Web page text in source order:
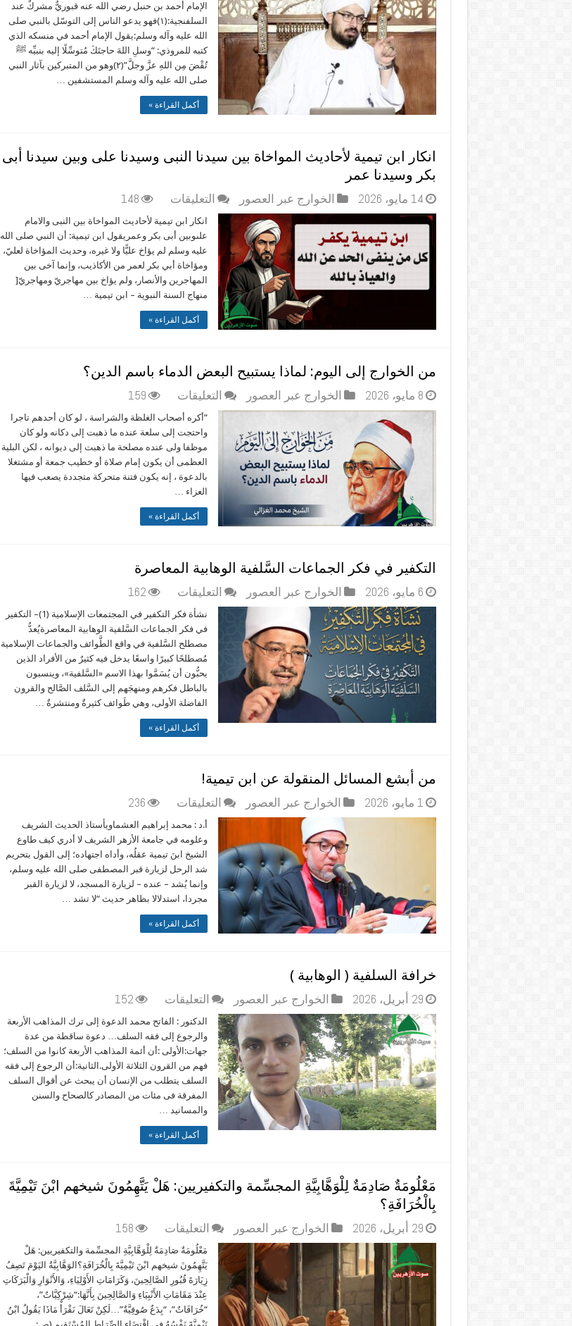
أحمد
بن
حنبل
رضي
الله
قبوريٌّ
السلفنجية
مغلقة
الإمام أحمد بن حنبل رضي الله عنه قبوريٌّ مشركٌ عند
السلفنجية:(١)فهو يدعو الناس إلى التوسّل بالنبي صلى
الله عليه وآله وسلم:يقول الإمام أحمد في منسكه الذي
كتبه للمروذي: “وسلِ اللهَ حاجتَكَ مُتوسِّلًا إليه بنبيِّه ﷺ
تُقْضَ مِن اللهِ عزَّ وجلَّ”(٢)وهو من المتبركين بآثار النبي
صلى الله عليه وآله وسلم المستشفين …
أكمل القراءة »
انكار ابن تيمية لأحاديث المواخاة بين سيدنا النبى وسيدنا على وبين سيدنا أبى
بكر وسيدنا عمر
14 مايو، 2026 الخوارج عبر العصور التعليقات على
انكار
ابن
تيمية
لأحاديث
المواخاة
بين
النبى
وبين
أبى
بكر
وسيدنا
عمر
مغلقة
148
انكار ابن تيمية لأحاديث المواخاة بين النبى والامام
علىوبين أبى بكر وعمريقول ابن تيمية: أن النبي صلى الله
عليه وسلم لم يؤاخ عليًّا ولا غيره، وحديث المؤاخاة لعليّ،
ومؤاخاة أبي بكر لعمر من الأكاذيب، وإنما آخى بين
المهاجرين والأنصار، ولم يؤاخ بين مهاجريّ ومهاجريّ[
منهاج السنة النبوية – ابن تيمية …
أكمل القراءة »
من الخوارج إلى اليوم: لماذا يستبيح البعض الدماء باسم الدين؟
8 مايو، 2026 الخوارج عبر العصور التعليقات على
من
الخوارج
إلى
اليوم:
لماذا
يستبيح
الدماء
مغلقة
159
“أكره أصحاب الغلظة والشراسة ، لو كان أحدهم تاجرا
واحتجت إلى سلعة عنده ما ذهبت إلى دكانه ولو كان
موظفا ولى عنده مصلحة ما ذهبت إلى ديوانه ، لكن البلية
العظمى أن يكون إمام صلاة أو خطيب جمعة أو مشتغلا
بالدعوة ، إنه يكون فتنة متحركة متجددة يصعب فيها
العزاء …
أكمل القراءة »
التكفير في فكر الجماعات السَّلفية الوهابية المعاصرة
6 مايو، 2026 الخوارج عبر العصور التعليقات على
التكفير
في
فكر
الجماعات
السَّلفية
الوهابية
المعاصرة
مغلقة
162
نشأة فكر التكفير في المجتمعات الإسلامية (1)– التكفير
في فكر الجماعات السَّلفية الوهابية المعاصرةيُعدُّ
مصطلح السَّلفية في واقع الطَّوائف والجماعات الإسلامية
مُصطلحًا كبيرًا واسعًا يدخل فيه كثيرٌ من الأفراد الذين
يحبُّون أن يُسَمَّوا بهذا الاسم «السَّلفية»، وينسبون
بالباطل فكرهم ومنهجَهم إلى السَّلف الصَّالح والقرون
الفاضلة الأولى، وهي طَوائف كثيرةٌ ومنتشرةٌ …
أكمل القراءة »
من أبشع المسائل المنقولة عن ابن تيمية!
1 مايو، 2026 الخوارج عبر العصور التعليقات على
من
أبشع
المسائل
المنقولة
عن
ابن
مغلقة
236
أ.د : محمد إبراهيم العشماويأستاذ الحديث الشريف
وعلومه في جامعة الأزهر الشريف لا أدري كيف طاوع
الشيخ ابنَ تيمية عقلُه، وأداه اجتهاده؛ إلى القول بتحريم
شد الرحل لزيارة قبر المصطفى صلى الله عليه وسلم،
وإنما يُشد – عنده – لزيارة المسجد، لا لزيارة القبر
مجردا، استدلالا بظاهر حديث “لا تشد …
أكمل القراءة »
خرافة السلفية ( الوهابية )
29 أبريل، 2026 الخوارج عبر العصور التعليقات على
خرافة
السلفية
(
الوهابية
)
مغلقة
152
الدكتور : الفاتح محمد الدعوة إلى ترك المذاهب الأربعة
والرجوع إلى فقه السلف… دعوة ساقطة من عدة
جهات:الأولى :أن أئمة المذاهب الأربعة كانوا من السلف؛
فهم من القرون الثلاثة الأولى.الثانية:أن الرجوع إلى فقه
السلف يتطلب من الإنسان أن يبحث عن أقوال السلف
المفرقة فى مئات من المصادر كالصحاح والسنن
والمسانيد …
أكمل القراءة »
مَعْلُومَةٌ صَادِمَةٌ لِلْوَهَّابِيَّةِ المجسِّمة والتكفيريين: هَلْ يَتَّهِمُونَ شيخهم ابْنَ تَيْمِيَّةَ
بِالْخُرَافَةِ؟
29 أبريل، 2026 الخوارج عبر العصور التعليقات على
مَعْلُومَةٌ
صَادِمَةٌ
لِلْوَهَّابِيَّةِ
المجسِّمة
والتكفيريين:
هَلْ
158
مَعْلُومَةٌ صَادِمَةٌ لِلْوَهَّابِيَّةِ المجسِّمة والتكفيريين: هَلْ
يَتَّهِمُونَ شيخهم ابْنَ تَيْمِيَّةَ بِالْخُرَافَةِ؟الوَهَّابِيَّةُ اليَوْمَ تَصِفُ
زِيَارَةَ قُبُورِ الصَّالِحِينَ، وَكَرَامَاتِ الأَوْلِيَاءِ، وَالأَنْوَارِ وَالْبَرَكَاتِ
عِنْدَ مَقَامَاتِ الأَنْبِيَاءِ وَالصَّالِحِينَ بِأَنَّهَا:“شِرْكِيَّاتٌ”،
“خُرَافَاتٌ”، “بِدَعٌ صُوفِيَّةٌ”…لَكِنْ تَعَالَ نَقْرَأْ مَاذَا يَقُولُ ابْنُ